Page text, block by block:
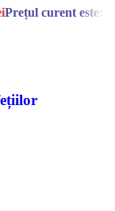
Prețul curent este: